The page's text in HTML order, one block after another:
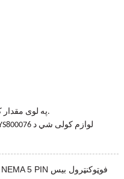
په لوی مقدار کارګو بک کړئ ، ډیر تخفیف ترلاسه کړئ.